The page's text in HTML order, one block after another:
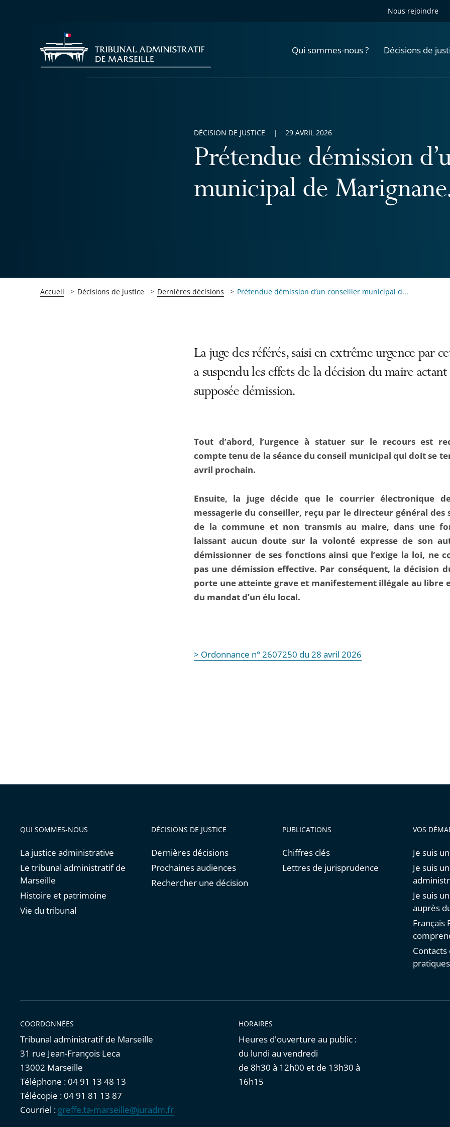
Nous rejoindre
Qui sommes-nous ? Décisions de
Prétendue démission
municipal de
DÉCISION DE JUSTICE 29 AVRIL 2026
Accueil Décisions de justice Dernières décisions Prétendue démission d’un conseiller municipal d...
La juge des référés, saisi en extrême urgence par
a suspendu les effets de la décision du maire actant
supposée démission.
Tout d’abord, l’urgence à statuer sur le recours est
compte tenu de la séance du conseil municipal qui doit se
avril prochain.
Ensuite, la juge décide que le courrier électronique
messagerie du conseiller, reçu par le directeur général des
de la commune et non transmis au maire, dans une
laissant aucun doute sur la volonté expresse de son
démissionner de ses fonctions ainsi que l’exige la loi, ne
pas une démission effective. Par conséquent, la décision
porte une atteinte grave et manifestement illégale au libre
du mandat d’un élu local.
> Ordonnance n° 2607250 du 28 avril 2026
QUI SOMMES-NOUS
La justice administrative
Le tribunal administratif de
Marseille
Histoire et patrimoine
Vie du tribunal
DÉCISIONS DE JUSTICE
Dernières décisions
Prochaines audiences
Rechercher une décision
PUBLICATIONS
Chiffres clés
Lettres de jurisprudence
VOS
Je suis
Je suis
Je suis
auprès
Français
pratiques
COORDONNÉES
Tribunal administratif de Marseille
31 rue Jean-François Leca
13002 Marseille
Téléphone : 04 91 13 48 13
Télécopie : 04 91 81 13 87
Courriel : greffe.ta-marseille@juradm.fr
HORAIRES
Heures d'ouverture au public :
du lundi au vendredi
de 8h30 à 12h00 et de 13h30 à
16h15